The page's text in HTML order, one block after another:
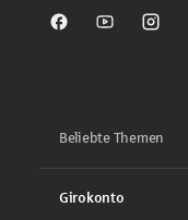
Sparkasse auf
Sparkasse
Beliebte Themen
Girokonto